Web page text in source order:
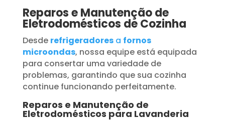
Reparos e Manutenção de
Eletrodomésticos de Cozinha
Desde refrigeradoresa fornos
microondas, nossa equipe está equipada
para consertar uma variedade de
problemas, garantindo que sua cozinha
continue funcionando perfeitamente.
Reparos e Manutenção de
Eletrodomésticos para Lavanderia